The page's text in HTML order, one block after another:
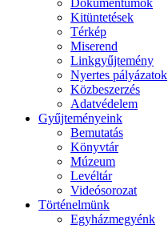
Dokumentumok
Kitüntetések
Térkép
Miserend
Linkgyűjtemény
Nyertes pályázatok
Közbeszerzés
Adatvédelem
Gyűjteményeink
Bemutatás
Könyvtár
Múzeum
Levéltár
Videósorozat
Történelmünk
Egyházmegyénk